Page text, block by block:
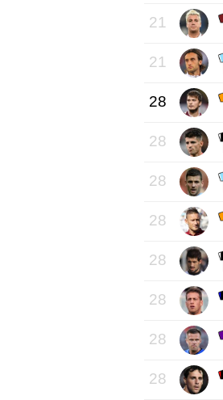
21
21
28
28
28
28
28
28
28
28